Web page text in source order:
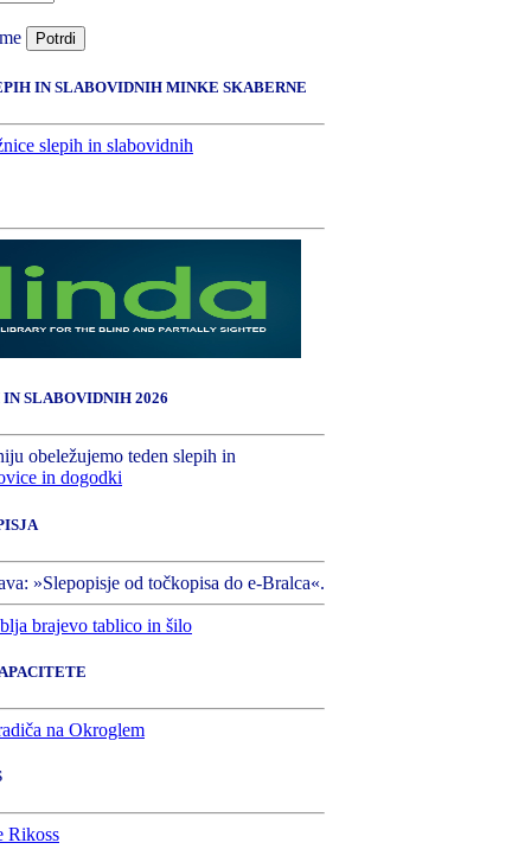
Potrdi
IN SLABOVIDNIH MINKE SKABERNE
SLABOVIDNIH 2026
obeležujemo teden slepih in
in dogodki
»Slepopisje od točkopisa do e-Bralca«.